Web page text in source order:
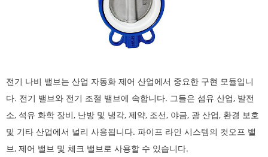
전기 나비 밸브는 산업 자동화 제어 산업에서 중요한 구현 모듈입니
다. 전기 밸브와 전기 조절 밸브에 속합니다. 그들은 섬유 산업, 발전
소, 석유 화학 장비, 난방 및 냉각, 제약, 조선, 야금, 광 산업, 환경 보호
및 기타 산업에서 널리 사용됩니다. 파이프 라인 시스템의 컷오프 밸
브, 제어 밸브 및 체크 밸브로 사용할 수 있습니다.